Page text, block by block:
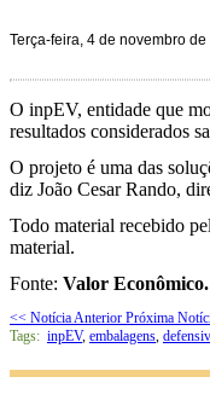
Terça-feira, 4 de novembro
O inpEV, entidade que
resultados considerados
O projeto é uma das
diz João Cesar Rando,
Todo material recebido
material.
Fonte: Valor Econômico.
<< Notícia Anterior Próxima
Tags: inpEV, embalagens,